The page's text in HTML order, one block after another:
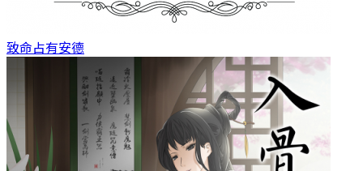
致命占有安德